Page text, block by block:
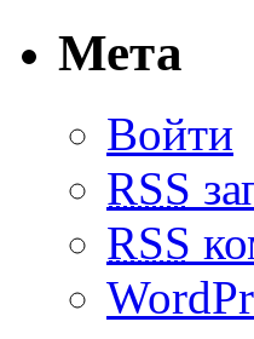
Мета
Войти
RSS
RSS